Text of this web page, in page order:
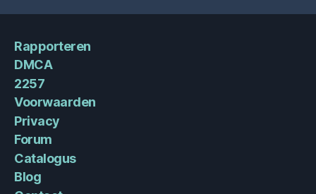
Rapporteren
DMCA
2257
Voorwaarden
Privacy
Forum
Catalogus
Blog